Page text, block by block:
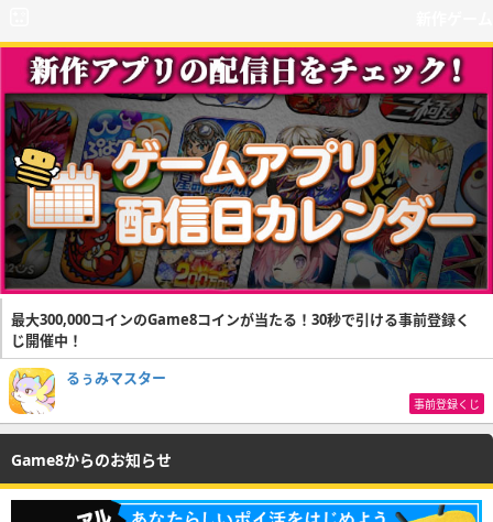
最大300,000コインのGame8コインが当たる！30秒で引ける事前登録く
じ開催中！
るぅみマスター
事前登録くじ
Game8からのお知らせ